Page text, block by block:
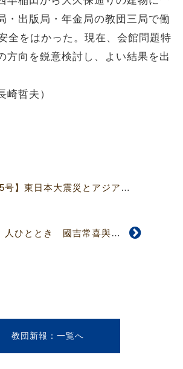
・出版局・年金局の教団三局で働
全をはかった。現在、会館問題特
方向を鋭意検討し、よい結果を出
崎哲夫）
【4805号】東日本大震災とアジア学院 荒川 朋子
【4806号】人ひととき 國吉常喜與さん 教会は立ち帰る場所
教団新報